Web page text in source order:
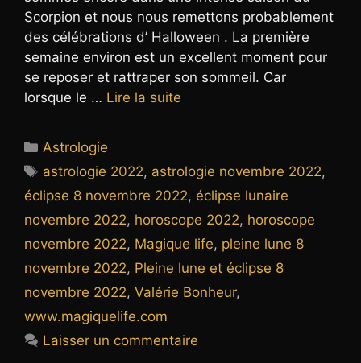
Scorpion et nous nous remettons probablement
des célébrations d’ Halloween . La première
semaine environ est un excellent moment pour
se reposer et rattraper son sommeil. Car
lorsque le … Lire la suite
Catégories
Astrologie
Étiquettes
astrologie 2022, astrologie novembre 2022,
éclipse 8 novembre 2022, éclipse lunaire
novembre 2022, horoscope 2022, horoscope
novembre 2022, Magique life, pleine lune 8
novembre 2022, Pleine lune et éclipse 8
novembre 2022, Valérie Bonheur,
www.magiquelife.com
Laisser un commentaire